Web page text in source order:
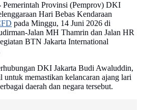
Pemerintah Provinsi (Pemprov) DKI
Hari Bebas Kendaraan
pada Minggu, 14 Juni 2026 di
Jalan MH Thamrin dan Jalan HR
BTN Jakarta International
DKI Jakarta Budi Awaluddin,
untuk memastikan kelancaran ajang lari
daerah dan negara tersebut.